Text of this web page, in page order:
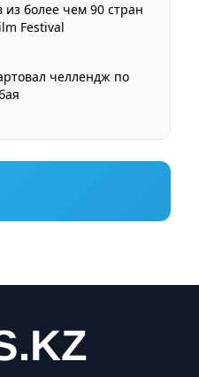
более чем 90 стран
Festival
челлендж по